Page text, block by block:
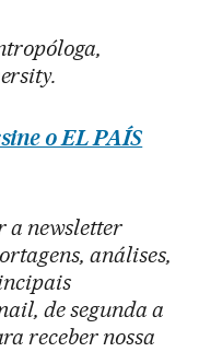
o EL PAÍS
a newsletter
análises,
de segunda a
receber nossa